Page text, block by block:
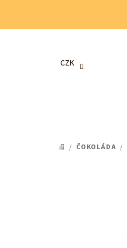
CZK
DOMŮ
/ ČOKOLÁDA /